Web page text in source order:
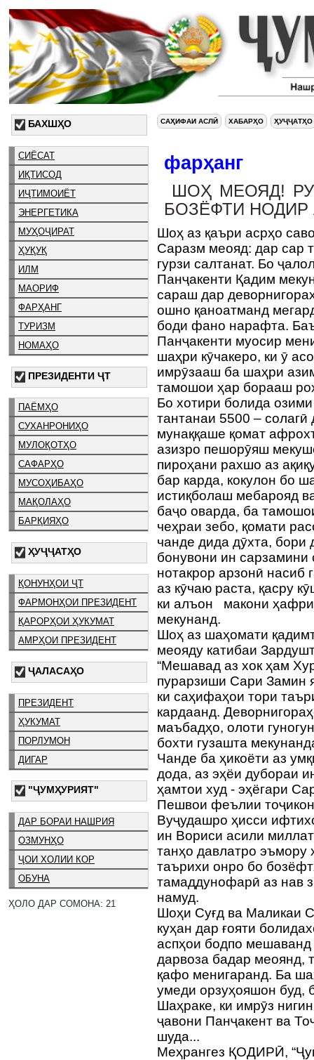
БАХШҲО
СИЁСАТ
ИҚТИСОД
ИҶТИМОИЁТ
ЭНЕРГЕТИКА
МУҲОҶИРАТ
ҲУҚУҚ
ИЛМ
МАОРИФ
ФАРҲАНГ
ТУРИЗМ
НОМАҲО
ПРЕЗИДЕНТИ ҶТ
ПАЁМҲО
СУХАНРОНИҲО
МУЛОҚОТҲО
САФАРҲО
МУСОҲИБАҲО
МАҚОЛАҲО
БАРҚИЯҲО
ҲУҶҶАТҲО
ҚОНУНҲОИ ҶТ
ФАРМОНҲОИ ПРЕЗИДЕНТ
ҚАРОРҲОИ ҲУКУМАТ
АМРҲОИ ПРЕЗИДЕНТ
ҶАЛАСАҲО
ПРЕЗИДЕНТ
ҲУКУМАТ
ПОРЛУМОН
ДИГАР
"ҶУМҲУРИЯТ"
ДАР БОРАИ НАШРИЯ
ОЗМУНҲО
ҶОИ ХОЛИИ КОР
ОБУНА
ҲОЛО ДАР СОМОНА: 21
САҲИФАИ АСЛӢ ХАБАРҲО ҲУҶҶАТҲО
фарҳанг
ШОҲ МЕОЯД!
БОЗЁФТИ НОДИР
Шоҳ аз қаъри асрҳо
Саразм меояд: дар сар
гурзи салтанат. Бо
Панҷакенти Қадим
сараш дар
ошно қаноатманд
боди фано нарафта.
Панҷакенти муосир
шаҳри кӯчакеро, ки ӯ
имрӯзааш ба шаҳри
тамошои ҳар борааш
Бо хотири болида
тантанаи 5500 –
мунаққаше қомат
азизро пешорӯяш
пироҳани рахшо аз
бар карда, кокулон бо
истиқболаш мебарояд
баҷо оварда, ба
чеҳраи зебо, қомати
чанде дида дӯхта, бори
бонувони ин сарзамини
нотакрор арзонӣ насиб
аз кӯчаю раста, қасру
ки алъон макони
мекунанд.
Шоҳ аз шаҳомати
меояду катибаи
“Мешавад аз хок ҳам
пурарзиши Сари Замин
ки саҳифаҳои тори
кардаанд.
маъбадҳо, олоти
бохти гузашта
Чанде ба ҳикоёти аз
дода, аз эҳёи дубораи
ҳамтои худ - эҳёгари
Пешвои феълии
Вуҷудашро ҳисси
ин Вориси асили
танҳо давлатро эъмору
таърихи онро бо
тамаддунофарӣ аз нав
намуд.
Шоҳи Суғд ва Маликаи
куҳан дар ғояти
аспҳои бодпо
дарвоза бадар меоянд,
қафо менигаранд. Ба
умеди орзуҳояшон буд,
Шаҳраке, ки имрӯз
ҷавони Панҷакент ва
шуда...
Меҳрангез ҚОДИРӢ,